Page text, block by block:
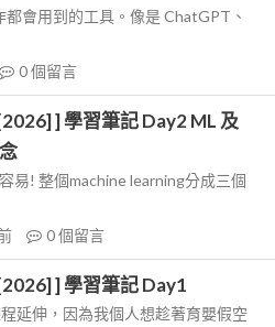
會用到的工具。像是 ChatGPT、
0個留言
] 學習筆記 Day2 ML 及
易! 整個machine learning分成三個
0個留言
] 學習筆記 Day1
延伸，因為我個人想趁著育嬰假空